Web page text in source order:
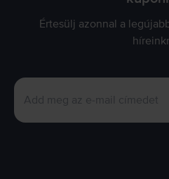
Értesülj azonnal a